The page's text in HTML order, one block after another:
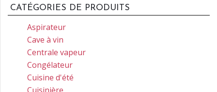
CATÉGORIES DE PRODUITS
Aspirateur
Cave à vin
Centrale vapeur
Congélateur
Cuisine d'été